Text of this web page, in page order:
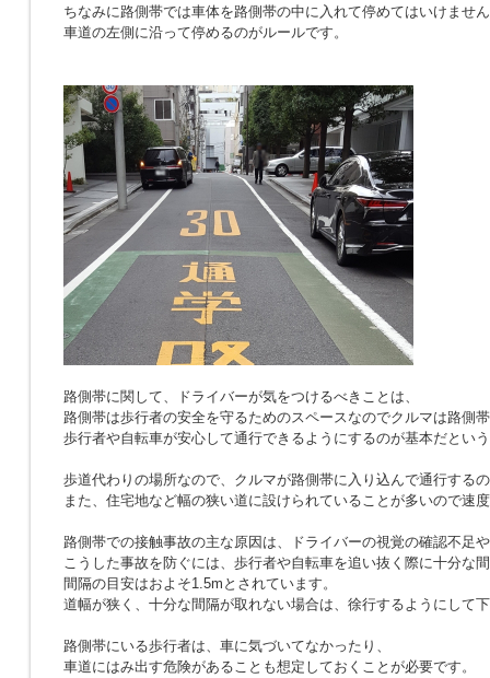
ちなみに路側帯では車体を路側帯の中に入れて停めてはいけませ
車道の左側に沿って停めるのがルールです。
路側帯に関して、ドライバーが気をつけるべきことは、
路側帯は歩行者の安全を守るためのスペースなのでクルマは路側
歩行者や自転車が安心して通行できるようにするのが基本だとい
歩道代わりの場所なので、クルマが路側帯に入り込んで通行する
また、住宅地など幅の狭い道に設けられていることが多いので速
路側帯での接触事故の主な原因は、ドライバーの視覚の確認不足
こうした事故を防ぐには、歩行者や自転車を追い抜く際に十分な
間隔の目安はおよそ1.5mとされています。
道幅が狭く、十分な間隔が取れない場合は、徐行するようにして
路側帯にいる歩行者は、車に気づいてなかったり、
車道にはみ出す危険があることも想定しておくことが必要です。